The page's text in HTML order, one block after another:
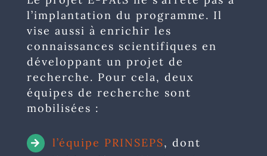
l’implantation du programme. Il
vise aussi à enrichir les
connaissances scientifiques en
développant un projet de
recherche. Pour cela, deux
équipes de recherche sont
mobilisées :
l’équipe PRINSEPS, dont